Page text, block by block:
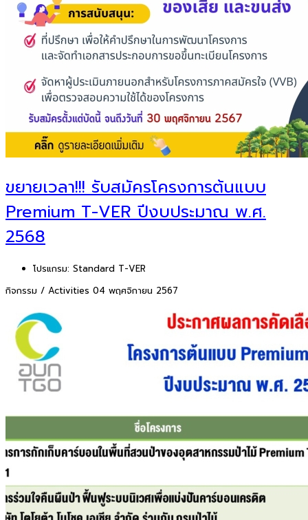
ขยายเวลา!!! รับสมัครโครงการต้นแบบ
Premium T-VER ปีงบประมาณ พ.ศ.
2568
โปรแกรม: Standard T-VER
กิจกรรม / Activities 04 พฤศจิกายน 2567